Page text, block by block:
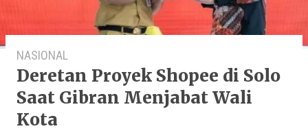
NASIONAL
Deretan Proyek Shopee di Solo
Saat Gibran Menjabat Wali
Kota